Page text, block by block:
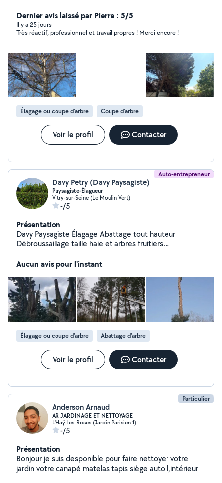
espaces verts. Maîtrise des techniques de grimpe, de
taille raisonnée, de démontage et d'abattage en toute
sécurité. Travail soigné, respect de l'environnement et
Disponible pour particuliers, entreprises et collectivités.
contactez-moi par téléphone au o7 51 68 31 69.
Dernier avis laissé par Pierre : 5/5
Il y a 25 jours
Très réactif, professionnel et travail propres ! Merci encore !
Élagage ou coupe d'arbre Coupe d'arbre
Voir le profil Contacter
Auto-entrepreneur
Davy Petry (Davy Paysagiste)
Paysagiste-Élagueur
Vitry-sur-Seine (Le Moulin Vert)
-/5
Présentation
Davy Paysagiste Élagage Abattage tout hauteur
Débroussaillage taille haie et arbres fruitiers
Pose de clôture Remise en forme du jardin Intervention
du client et conseil DEVIS ET DÉPLACEMENT GRATUIT
Aucun avis pour l'instant
Élagage ou coupe d'arbre Abattage d'arbre
Voir le profil Contacter
Particulier
Anderson Arnaud
AR JARDINAGE ET NETTOYAGE
L'Haÿ-les-Roses (Jardin Parisien 1)
-/5
Présentation
Bonjour je suis desponible pour faire nettoyer votre
jardin votre canapé matelas tapis siège auto l,intérieur